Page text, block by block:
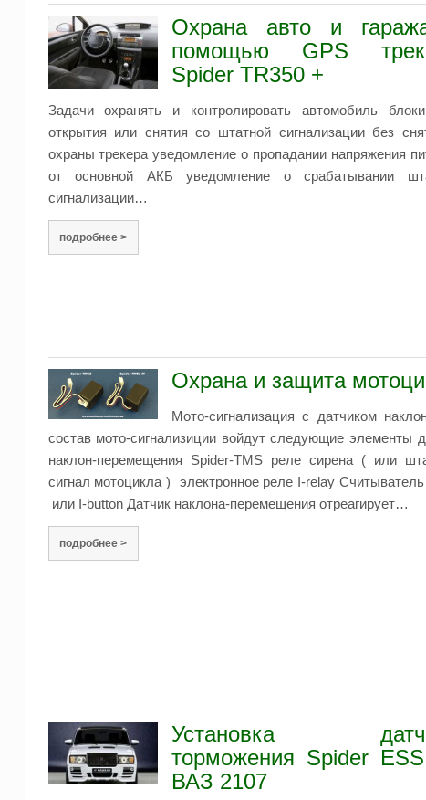
Охрана авто и
помощью GPS
Spider TR350 +
Задачи охранять и контролировать автомобиль
открытия или снятия со штатной сигнализации без
охраны трекера уведомление о пропадании напряжения
от основной АКБ уведомление о срабатывании
сигнализации…
подробнее >
Охрана и защита
Мото-сигнализация с датчиком
состав мото-сигнализиции войдут следующие элементы
наклон-перемещения Spider-TMS реле сирена ( или
сигнал мотоцикла ) электронное реле I-relay
или I-button Датчик наклона-перемещения отреагирует…
подробнее >
Установка
торможения Spider
ВАЗ 2107